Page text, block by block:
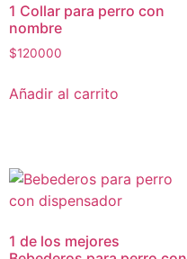
1 Collar para perro con
nombre
$120000
Añadir al carrito
1 de los mejores